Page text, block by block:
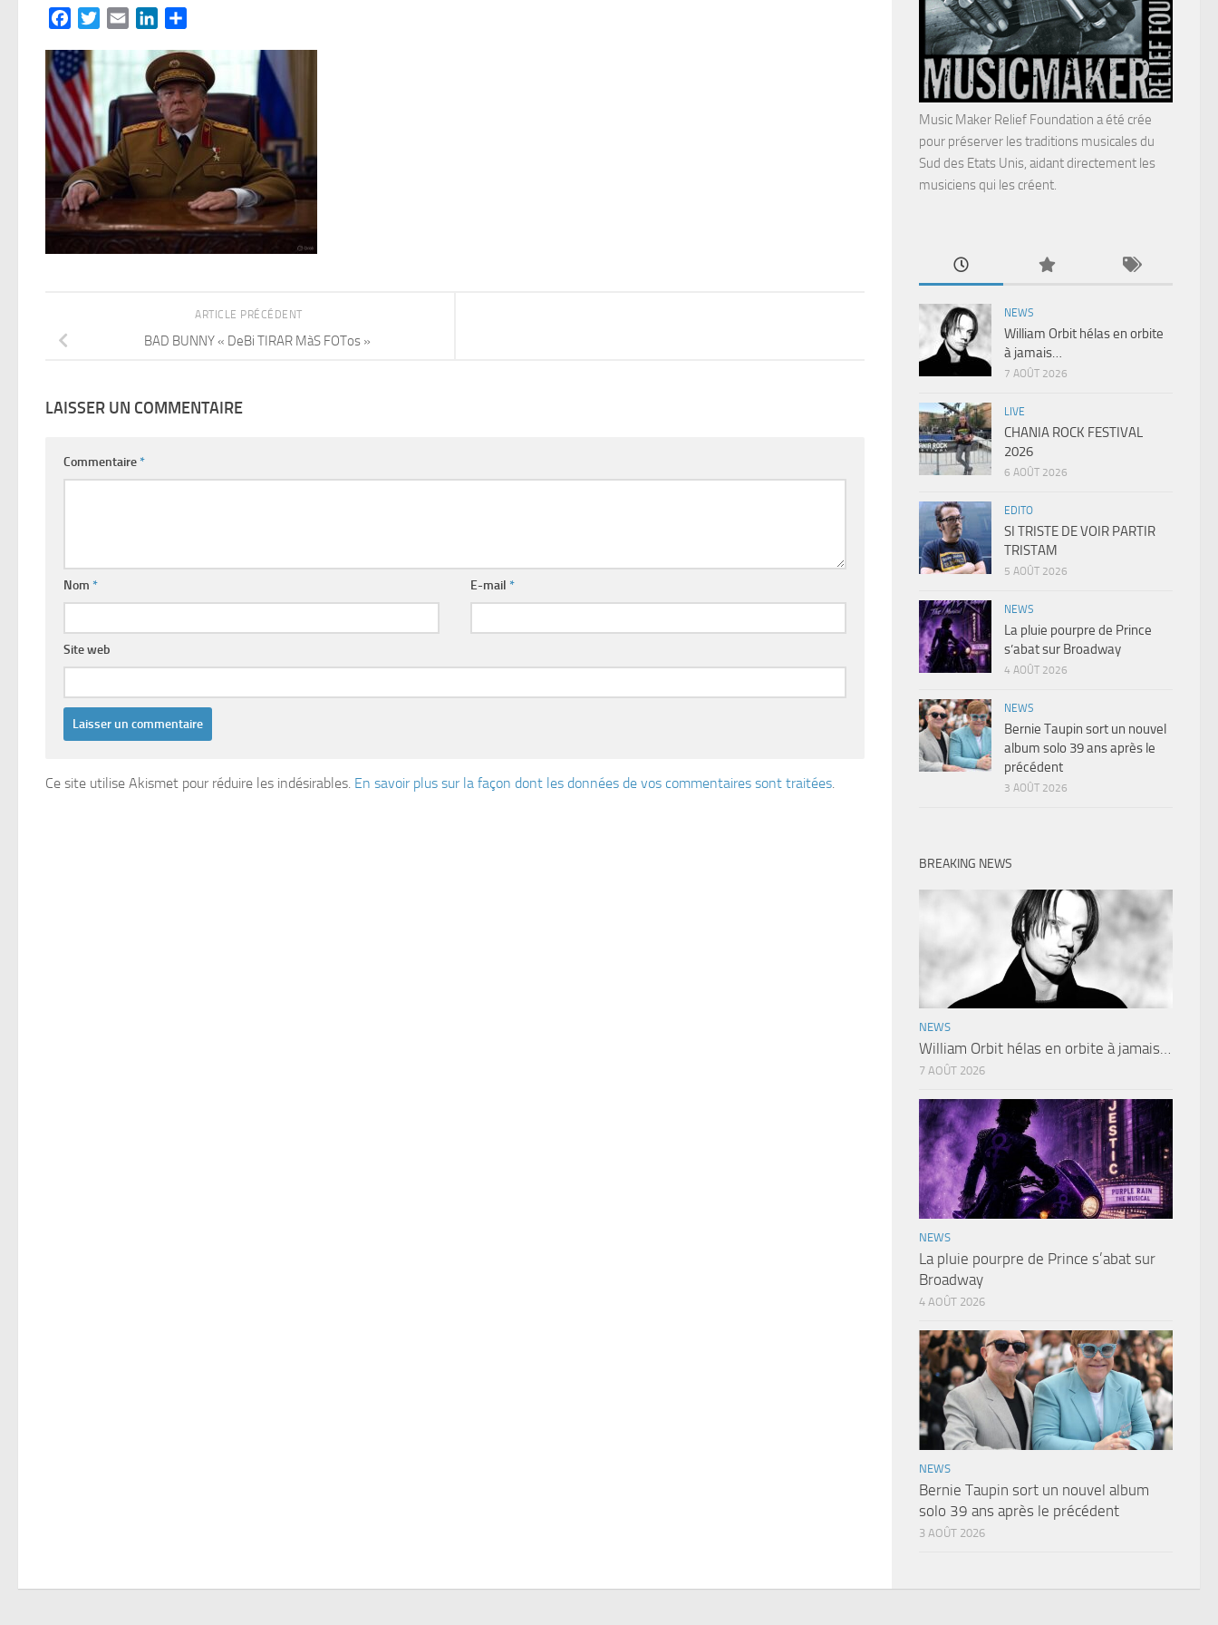
FacebookTwitterEmail LinkedIn
ARTICLE PRÉCÉDENT
BAD BUNNY « DeBi TIRAR MàS FOTos »
LAISSER UN COMMENTAIRE
Commentaire*
Nom * E-mail*
Site web
Ce site utilise Akismet pour réduire les indésirables. En savoir plus sur la façon dont les données de vos commentaires sont traitées.
Music Maker Relief Foundation a été crée
pour préserver les traditions musicales du
Sud des Etats Unis, aidant directement les
musiciens qui les créent.
NEWS
William Orbit hélas en orbite
à jamais…
7 AOÛT 2026
LIVE
CHANIA ROCK FESTIVAL
2026
6 AOÛT 2026
EDITO
SI TRISTE DE VOIR PARTIR
TRISTAM
5 AOÛT 2026
NEWS
La pluie pourpre de Prince
s’abat sur Broadway
4 AOÛT 2026
NEWS
Bernie Taupin sort un nouvel
album solo 39 ans après le
précédent
3 AOÛT 2026
BREAKING NEWS
NEWS
William Orbit hélas en orbite à jamais…
7 AOÛT 2026
NEWS
La pluie pourpre de Prince s’abat sur
Broadway
4 AOÛT 2026
NEWS
Bernie Taupin sort un nouvel album
solo 39 ans après le précédent
3 AOÛT 2026